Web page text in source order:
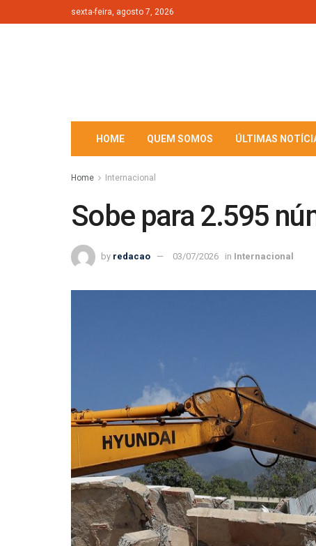
sexta-feira, agosto 7, 2026
HOME QUEM SOMOS ÚLTIMAS
Home Internacional
Sobe para 2.595
by redacao 03/07/2026 in Internacional